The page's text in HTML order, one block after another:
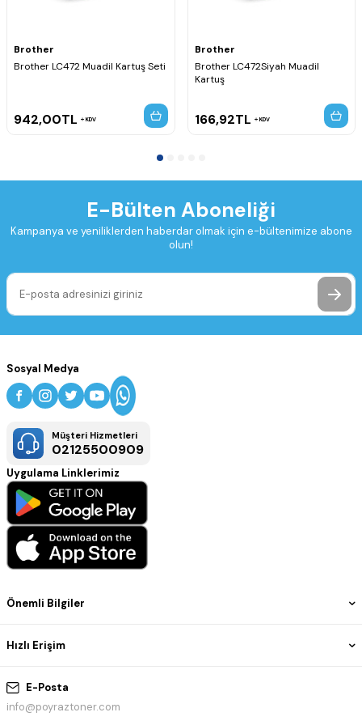
Brother
Brother LC472 Muadil Kartuş Seti
942,00TL KDV
Brother
Brother LC472Siyah Muadil
Kartuş
166,92TL KDV
E-Bülten Aboneliği
Kampanya ve yeniliklerden haberdar olmak için e-bültenimize abone
olun!
E-Posta
info@poyraztoner.com
Önemli Bilgiler
Hızlı Erişim
Sosyal Medya
Müşteri Hizmetleri
02125500909
Uygulama Linklerimiz